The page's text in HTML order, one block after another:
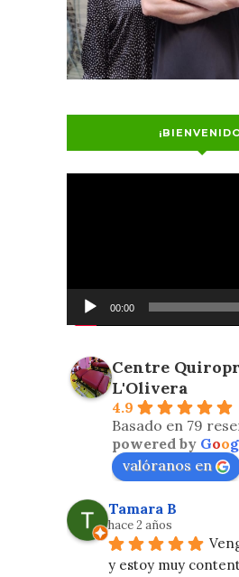
00:00
Centre
L'Olivera
4.9
Basado en 79
powered by Goog
valóranos en
Tamara B
hace 2 años
y estoy muy